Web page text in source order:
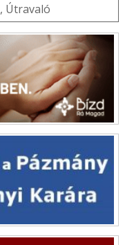
, Útravaló